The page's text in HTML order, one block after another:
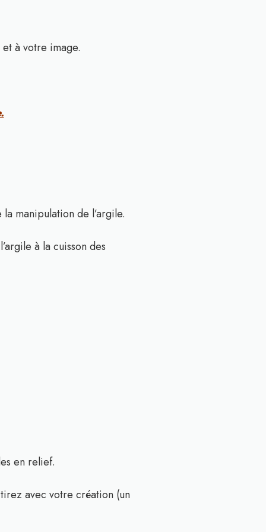
à votre image.
manipulation de l’argile.
à la cuisson des
en relief.
avec votre création (un